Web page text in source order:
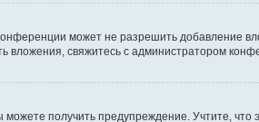
может не разрешить добавление
вложения, свяжитесь с администратором
получить предупреждение. Учтите,